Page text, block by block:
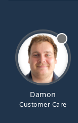
Damon
Customer Care